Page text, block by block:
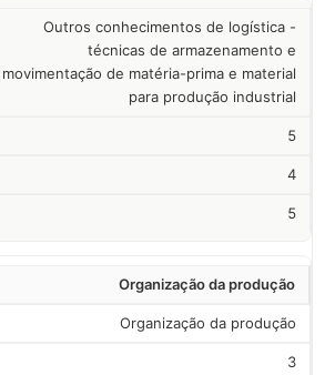
Outros conhecimentos de logística -
técnicas de armazenamento e
movimentação de matéria-prima e material
para produção industrial
5
4
5
Organização da produção
Organização da produção
3